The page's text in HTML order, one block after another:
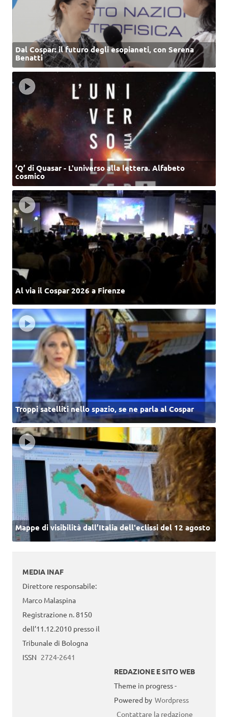
Dal Cospar: il futuro degli esopianeti, con Serena
Benatti
‘Q’ di Quasar - L'universo alla lettera. Alfabeto
cosmico
Al via il Cospar 2026 a Firenze
Troppi satelliti nello spazio, se ne parla al Cospar
Mappe di visibilità dall’Italia dell'eclissi del 12 agosto
MEDIA INAF
Direttore responsabile:
Marco Malaspina
Registrazione n. 8150
dell’11.12.2010 presso il
Tribunale di Bologna
ISSN 2724-2641
REDAZIONE E SITO WEB
Theme in progress -
Powered by Wordpress
Contattare la redazione